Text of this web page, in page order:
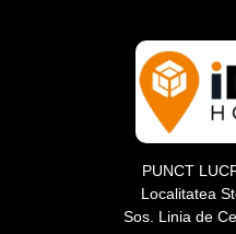
PUNCT
Localitatea
Sos. Linia de